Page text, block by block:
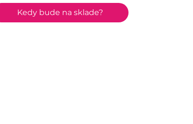
Kedy bude na sklade?